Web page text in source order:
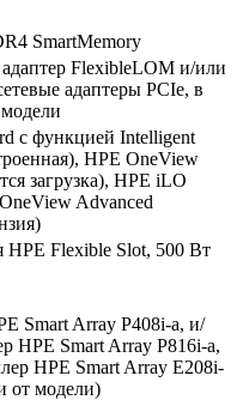
SmartMemory
FlexibleLOM и/или
адаптеры PCIe, в
с функцией Intelligent
HPE OneView
загрузка), HPE iLO
Advanced
HPE Flexible Slot, 500 Вт
Smart Array P408i-a, и/
HPE Smart Array P816i-a,
HPE Smart Array E208i-
от модели)